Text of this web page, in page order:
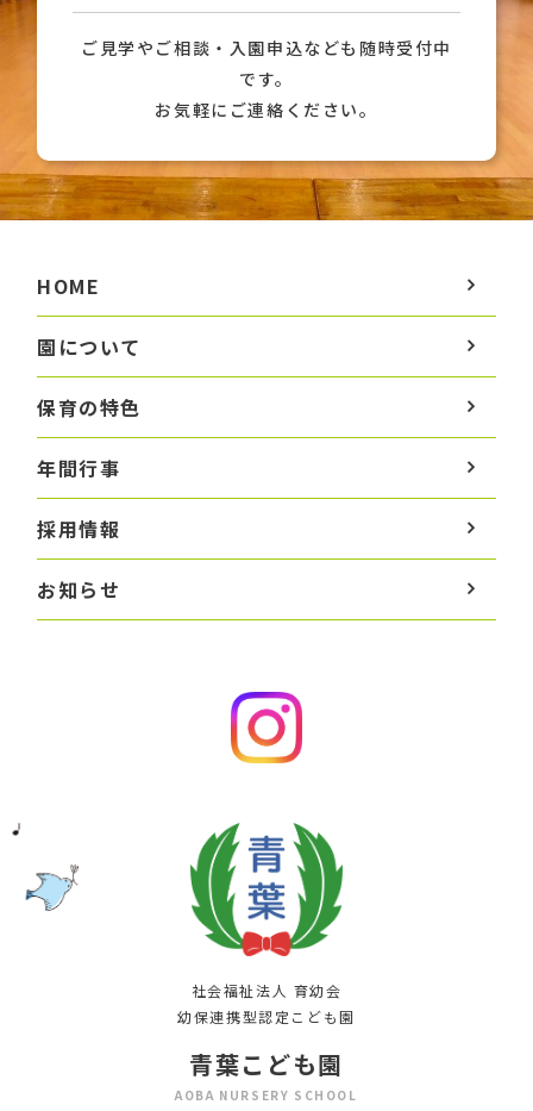
ご見学やご相談・入園申込なども随時受付中
です。
お気軽にご連絡ください。
HOME
園について
保育の特色
年間行事
採用情報
お知らせ
社会福祉法人 育幼会
幼保連携型認定こども園
青葉こども園
AOBA NURSERY SCHOOL